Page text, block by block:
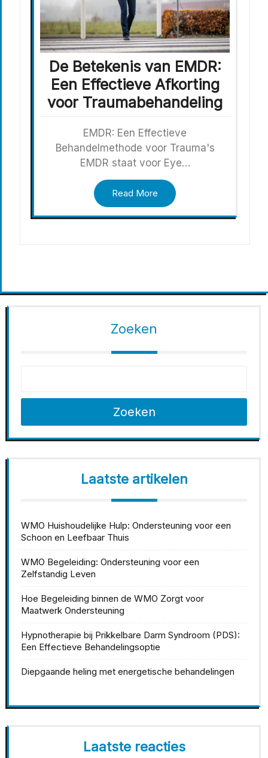
De Betekenis van EMDR:
Een Effectieve Afkorting
voor Traumabehandeling
EMDR: Een Effectieve
Behandelmethode voor Trauma's
EMDR staat voor Eye…
Read More
Zoeken
Zoeken
Laatste artikelen
WMO Huishoudelijke Hulp: Ondersteuning voor een
Schoon en Leefbaar Thuis
WMO Begeleiding: Ondersteuning voor een
Zelfstandig Leven
Hoe Begeleiding binnen de WMO Zorgt voor
Maatwerk Ondersteuning
Hypnotherapie bij Prikkelbare Darm Syndroom (PDS):
Een Effectieve Behandelingsoptie
Diepgaande heling met energetische behandelingen
Laatste reacties